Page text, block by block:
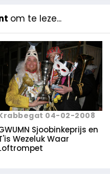
om te leze...
04-02-2008
Sjoobinkeprijs en
Wezeluk Waar